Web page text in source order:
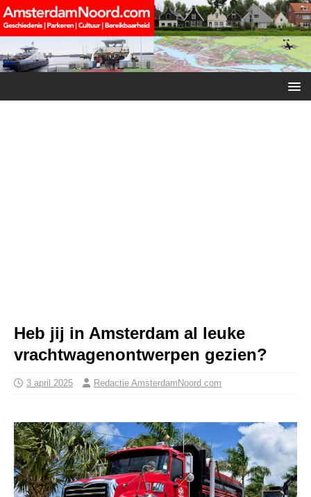
Heb jij in Amsterdam al leuke
vrachtwagenontwerpen gezien?
3 april 2025 Redactie AmsterdamNoord com